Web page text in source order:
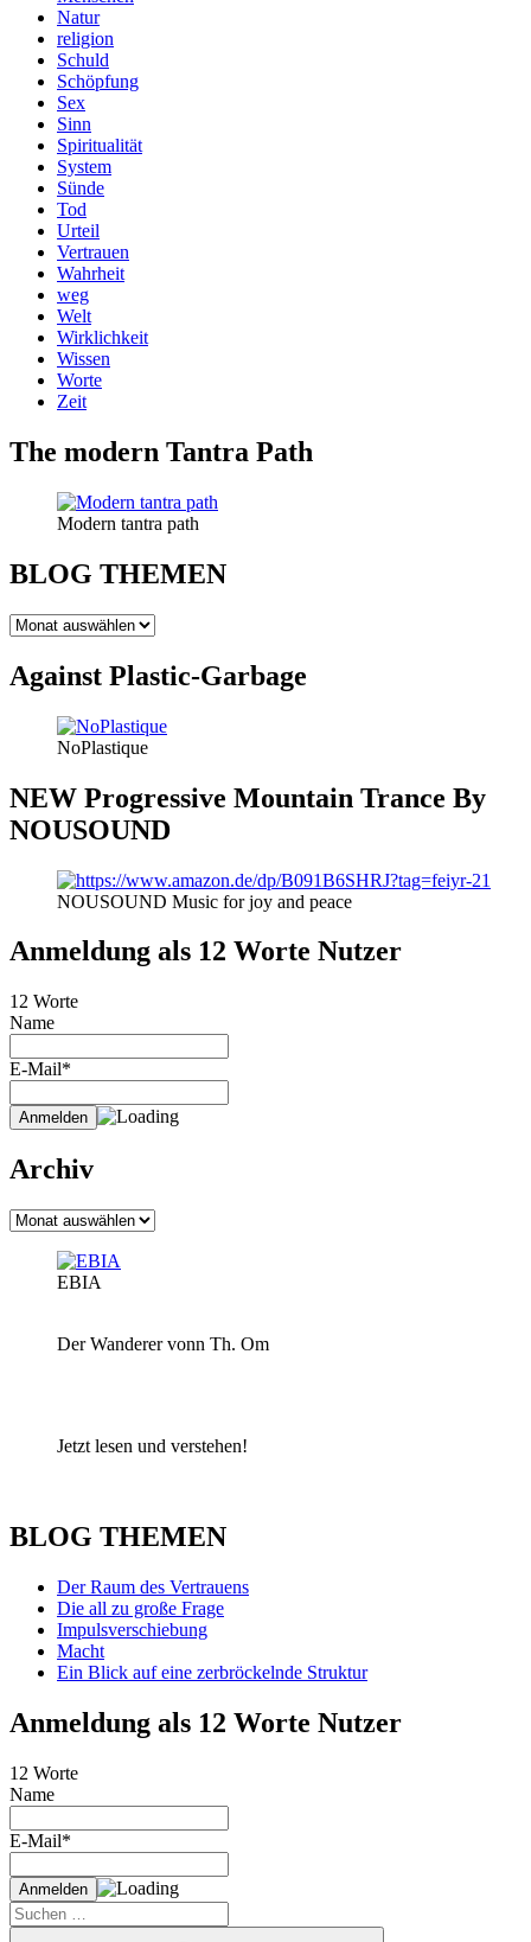
Natur
religion
Schuld
Schöpfung
Sex
Sinn
Spiritualität
System
Sünde
Tod
Urteil
Vertrauen
Wahrheit
weg
Welt
Wirklichkeit
Wissen
Worte
Zeit
The modern Tantra Path
Modern tantra path
BLOG THEMEN
BLOG
Against Plastic-Garbage
NoPlastique
NEW Progressive Mountain Trance By
NOUSOUND
NOUSOUND Music for joy and peace
Anmeldung als 12 Worte Nutzer
12 Worte
Name
E-Mail*
Archiv
Archiv
EBIA
Der Wanderer vonn Th. Om
Jetzt lesen und verstehen!
BLOG THEMEN
Der Raum des Vertrauens
Die all zu große Frage
Impulsverschiebung
Macht
Ein Blick auf eine zerbröckelnde Struktur
Anmeldung als 12 Worte Nutzer
12 Worte
Name
E-Mail*
Suche
nach: